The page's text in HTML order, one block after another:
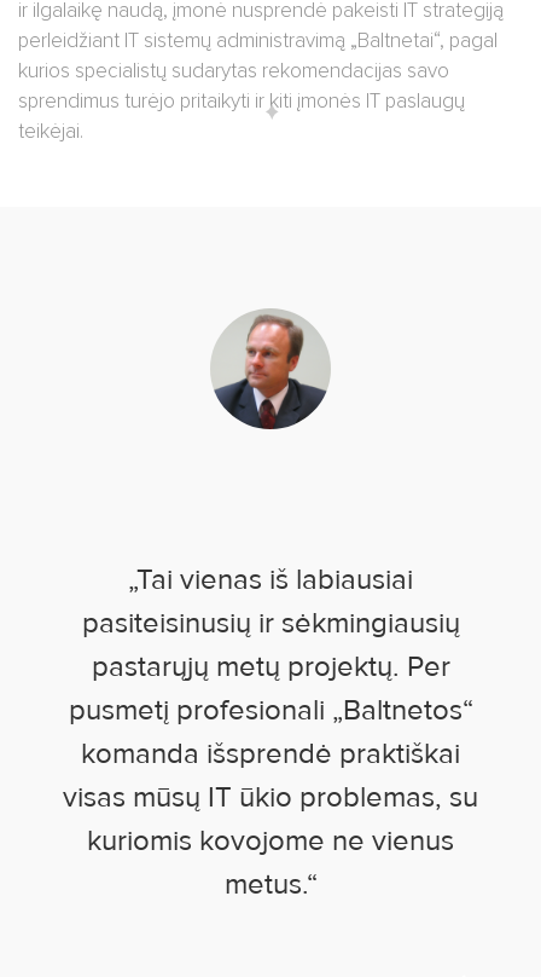
ir ilgalaikę naudą, įmonė nusprendė pakeisti IT strategiją
perleidžiant IT sistemų administravimą „Baltnetai“, pagal
kurios specialistų sudarytas rekomendacijas savo
sprendimus turėjo pritaikyti ir kiti įmonės IT paslaugų
teikėjai.
„Tai vienas iš labiausiai
pasiteisinusių ir sėkmingiausių
pastarųjų metų projektų. Per
pusmetį profesionali „Baltnetos“
komanda išsprendė praktiškai
visas mūsų IT ūkio problemas, su
kuriomis kovojome ne vienus
metus.“